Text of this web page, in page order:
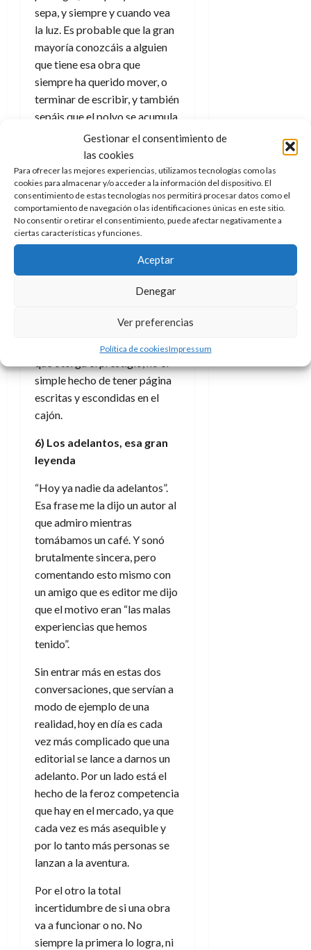
Gestionar el consentimiento de
las cookies
Para ofrecer las mejores experiencias, utilizamos tecnologías como las
cookies para almacenar y/o acceder a la información del dispositivo. El
consentimiento de estas tecnologías nos permitirá procesar datos como el
comportamiento de navegación o las identificaciones únicas en este sitio.
No consentir o retirar el consentimiento, puede afectar negativamente a
ciertas características y funciones.
Aceptar
Denegar
Ver preferencias
Política de cookiesImpressum
sepa, y siempre y cuando vea
la luz. Es probable que la gran
mayoría conozcáis a alguien
que tiene esa obra que
siempre ha querido mover, o
terminar de escribir, y también
sepáis que el polvo se acumula
encima de los papeles
mientras esperan en el papel.
(O en la pantalla del
ordenador, que es menos
poético pero más cierto hoy
en día).
Realmente lo que hace que la
gente se interese es el hecho
de la publicación. Puede ser
una editorial, papel o digital,
pero es la existencia real lo
simple hecho de tener página
escritas y escondidas en el
cajón.
6) Los adelantos, esa gran
leyenda
“Hoy ya nadie da adelantos”.
Esa frase me la dijo un autor al
que admiro mientras
tomábamos un café. Y sonó
brutalmente sincera, pero
comentando esto mismo con
un amigo que es editor me dijo
que el motivo eran “las malas
experiencias que hemos
tenido”.
Sin entrar más en estas dos
conversaciones, que servían a
modo de ejemplo de una
realidad, hoy en día es cada
vez más complicado que una
editorial se lance a darnos un
adelanto. Por un lado está el
hecho de la feroz competencia
que hay en el mercado, ya que
cada vez es más asequible y
por lo tanto más personas se
lanzan a la aventura.
Por el otro la total
incertidumbre de si una obra
va a funcionar o no. No
siempre la primera lo logra, ni